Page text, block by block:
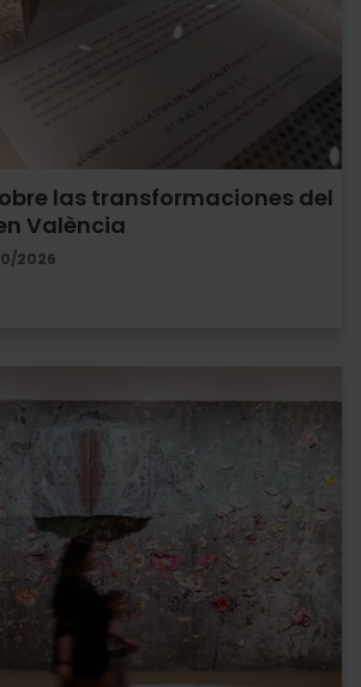
las transformaciones del
València
2026